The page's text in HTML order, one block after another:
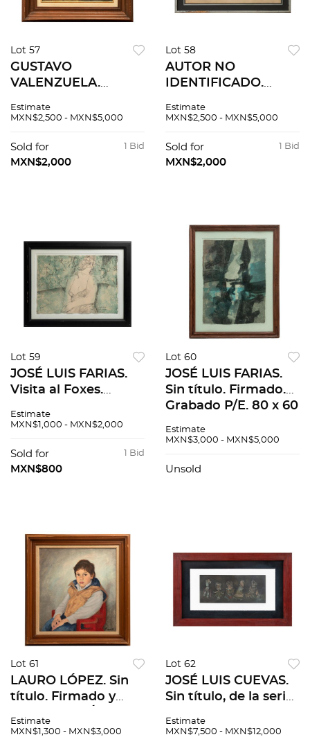
Lot 57
GUSTAVO
VALENZUELA.
fechado 84. Óleo
cm
Estimate
MXN$2,500 - MXN$5,000
1 Bid
Sold for
MXN$2,000
Lot 58
AUTOR NO
IDENTIFICADO.
Sin firma. Sanguina
cm
Estimate
MXN$2,500 - MXN$5,000
1 Bid
Sold for
MXN$2,000
Lot 59
JOSÉ LUIS FARIAS.
Visita al Foxes.
aguafuerte y
tirer. 80 x 60 cm
medidas totales
Estimate
MXN$1,000 - MXN$2,000
1 Bid
Sold for
MXN$800
Lot 60
JOSÉ LUIS FARIAS.
Sin título. Firmado.
Grabado P/E. 80 x 60
Estimate
MXN$3,000 - MXN$5,000
Unsold
Lot 61
LAURO LÓPEZ. Sin
título. Firmado y
sobre tela. 65.5 x 60
Estimate
MXN$1,300 - MXN$3,000
Lot 62
JOSÉ LUIS CUEVAS.
Sin título, de la serie
Firmado. Grabado al
Estimate
MXN$7,500 - MXN$12,000